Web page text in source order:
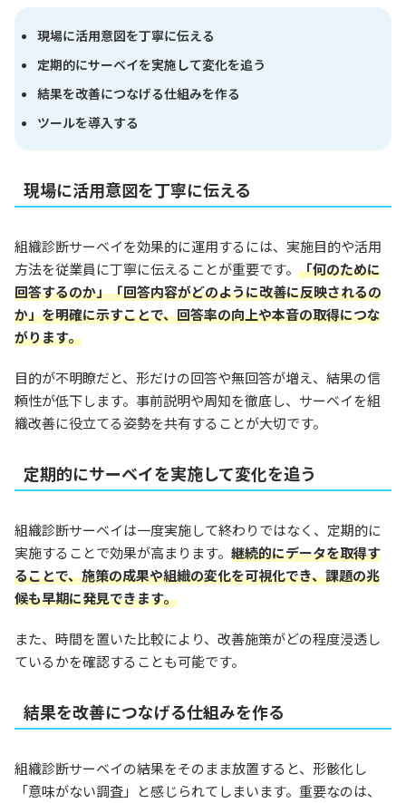
現場に活用意図を丁寧に伝える
定期的にサーベイを実施して変化を追う
結果を改善につなげる仕組みを作る
ツールを導入する
現場に活用意図を丁寧に伝える
組織診断サーベイを効果的に運用するには、実施目的や活用
方法を従業員に丁寧に伝えることが重要です。 「何のために
回答するのか」「回答内容がどのように改善に反映されるの
か」を明確に示すことで、回答率の向上や本音の取得につな
がります。
目的が不明瞭だと、形だけの回答や無回答が増え、結果の信
頼性が低下します。事前説明や周知を徹底し、サーベイを組
織改善に役立てる姿勢を共有することが大切です。
定期的にサーベイを実施して変化を追う
組織診断サーベイは一度実施して終わりではなく、定期的に
実施することで効果が高まります。 継続的にデータを取得す
ることで、施策の成果や組織の変化を可視化でき、課題の兆
候も早期に発見できます。
また、時間を置いた比較により、改善施策がどの程度浸透し
ているかを確認することも可能です。
結果を改善につなげる仕組みを作る
組織診断サーベイの結果をそのまま放置すると、形骸化し
「意味がない調査」と感じられてしまいます。重要なのは、